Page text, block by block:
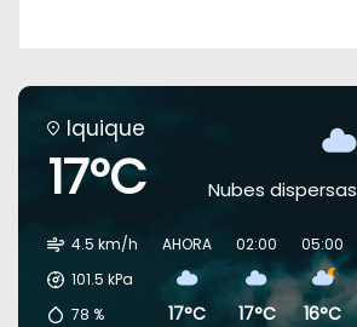
Iquique
17°C Nubes dispersas
4.5 km/h
101.5 kPa
78 %
AHORA
17°C
02:00
17°C
05:00
16°C